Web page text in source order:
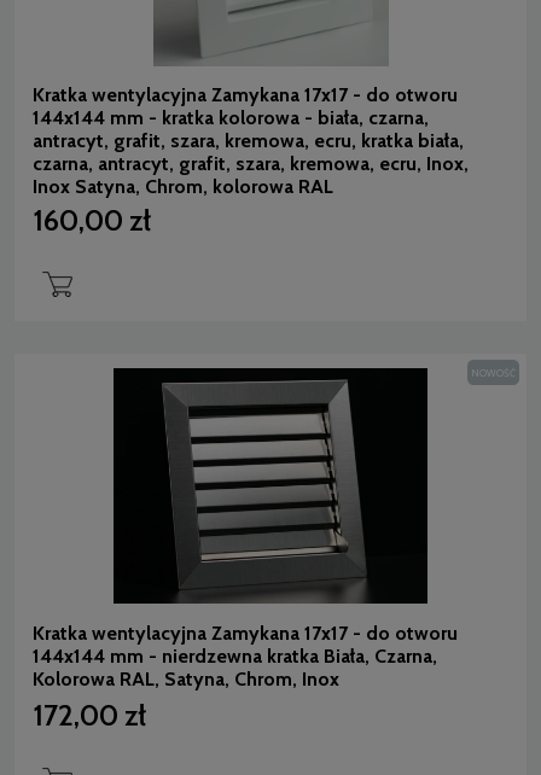
Kratka wentylacyjna Zamykana 17x17 - do otworu
144x144 mm - kratka kolorowa - biała, czarna,
antracyt, grafit, szara, kremowa, ecru, kratka biała,
czarna, antracyt, grafit, szara, kremowa, ecru, Inox,
Inox Satyna, Chrom, kolorowa RAL
160,00 zł
Kratka wentylacyjna Zamykana 17x17 - do otworu
144x144 mm - nierdzewna kratka Biała, Czarna,
Kolorowa RAL, Satyna, Chrom, Inox
172,00 zł
NOWOŚĆ